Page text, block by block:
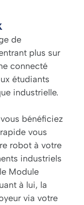
de
plus sur
connecté
étudiants
industrielle.
bénéficiez
vous
robot à votre
industriels
Module
à lui, la
via votre